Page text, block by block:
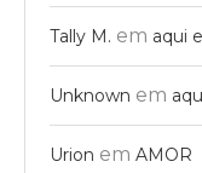
Tally M. em aqui
Unknown em
Urion em AMOR